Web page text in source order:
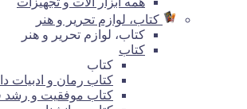
کتاب، لوازم تحریر و هنر
کتاب، لوازم تحریر و هنر
کتاب
کتاب
کتاب رمان و ادبیات
کتاب موفقیت و رشد